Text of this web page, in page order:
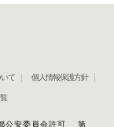
て 個人情報保護方針
公安委員会許可 第